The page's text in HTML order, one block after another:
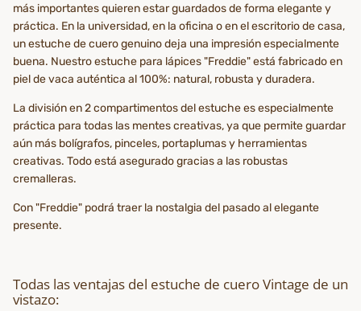
más importantes quieren estar guardados de forma elegante y
práctica. En la universidad, en la oficina o en el escritorio de casa,
un estuche de cuero genuino deja una impresión especialmente
buena. Nuestro estuche para lápices "Freddie" está fabricado en
piel de vaca auténtica al 100%: natural, robusta y duradera.
La división en 2 compartimentos del estuche es especialmente
práctica para todas las mentes creativas, ya que permite guardar
aún más bolígrafos, pinceles, portaplumas y herramientas
creativas. Todo está asegurado gracias a las robustas
cremalleras.
Con "Freddie" podrá traer la nostalgia del pasado al elegante
presente.
Todas las ventajas del estuche de cuero Vintage de un
vistazo: